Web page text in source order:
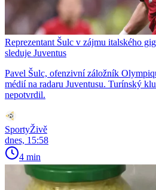
Reprezentant Šulc v zájmu italského
sleduje Juventus
Pavel Šulc, ofenzivní záložník
médií na radaru Juventusu. Turínský
nepotvrdil.
SportyŽivě
dnes, 15:58
4 min